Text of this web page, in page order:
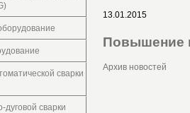
сварки
дуговой сварки
13.01.2015
Повышение
Архив новостей